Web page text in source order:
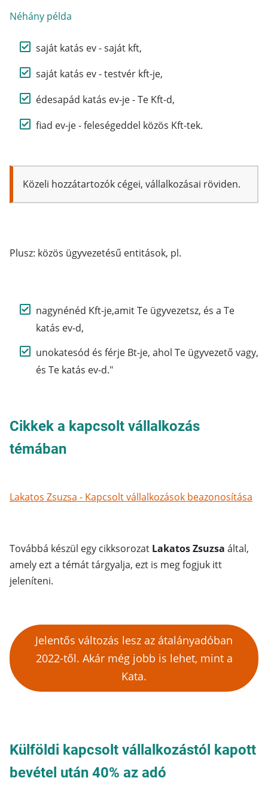
Néhány példa
saját katás ev - saját kft,
saját katás ev - testvér kft-je,
édesapád katás ev-je - Te Kft-d,
fiad ev-je - feleségeddel közös Kft-tek.
Közeli hozzátartozók cégei, vállalkozásai röviden.
Plusz: közös ügyvezetésű entitások, pl.
nagynénéd Kft-je,amit Te ügyvezetsz, és a Te
katás ev-d,
unokatesód és férje Bt-je, ahol Te ügyvezető vagy,
és Te katás ev-d."
Cikkek a kapcsolt vállalkozás
témában
Lakatos Zsuzsa - Kapcsolt vállalkozások beazonosítása
Továbbá készül egy cikksorozat Lakatos Zsuzsa által,
amely ezt a témát tárgyalja, ezt is meg fogjuk itt
jeleníteni.
Jelentős változás lesz az átalányadóban
2022-től. Akár még jobb is lehet, mint a
Kata.
Külföldi kapcsolt vállalkozástól kapott
bevétel után 40% az adó